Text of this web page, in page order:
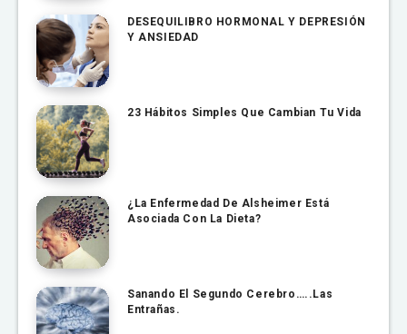
DESEQUILIBRO HORMONAL Y DEPRESIÓN
Y ANSIEDAD
23 Hábitos Simples Que Cambian Tu Vida
¿La Enfermedad De Alsheimer Está
Asociada Con La Dieta?
Sanando El Segundo Cerebro…..Las
Entrañas.